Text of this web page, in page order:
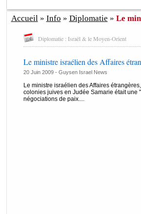
Accueil» Info » Diplomatie » Le
Diplomatie : Israël & le Moyen-Orient
Le ministre israélien des Affaires
20 Juin 2009 - Guysen Israel News
Le ministre israélien des Affaires
colonies juives en Judée Samarie était une
négociations de paix....